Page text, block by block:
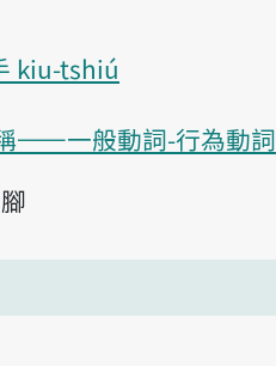
kiu-tshiú
——一般動詞-行為動詞